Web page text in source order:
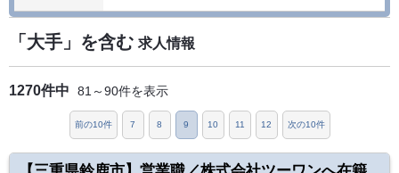
「大手」を含む 求人情報
1270件中 81～90件を表示
前の10件 7 8 9 10 11 12 次の10件